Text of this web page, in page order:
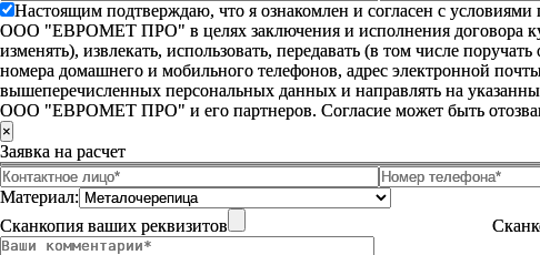
Настоящим подтверждаю, что я ознакомлен и согласен с
ООО "ЕВРОМЕТ ПРО" в целях заключения и исполнения договора
изменять), извлекать, использовать, передавать (в том числе
номера домашнего и мобильного телефонов, адрес электронной
вышеперечисленных персональных данных и направлять на
ООО "ЕВРОМЕТ ПРО" и его партнеров. Согласие может быть
×
Заявка на расчет
Материал:
Сканкопия ваших реквизитов